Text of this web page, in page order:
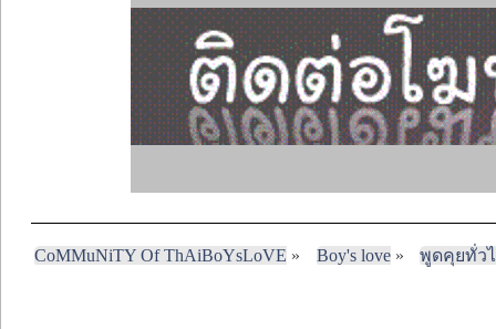
CoMMuNiTY Of ThAiBoYsLoVE » Boy's love» พูดคุยทั่ว